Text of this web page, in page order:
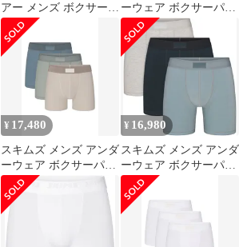
アー メンズ ボクサーパ
ンツ コットン Saxx
Underwear Droptemp
Cooling Cotton Boxer
Briefly Dark Ink 1
ーウェア ボクサーパン
ツ コットン SKIMS
Cotton Boxer Brief 5
3Pack Verdant Multi マル
チカラー
¥ 17,480
スキムズ メンズ アンダ
ーウェア ボクサーパン
ツ コットン SKIMS
3Pack 3Inch Cotton
Modal Blend Boxer
Briefs Big Regular
¥ 16,980
スキムズ メンズ アンダ
ーウェア ボクサーパン
ツ コットン SKIMS
Mens Cotton 5 Boxer
Briefs 3 Pack Verdant
Multi マルチカラー